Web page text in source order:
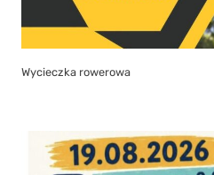
Wycieczka rowerowa